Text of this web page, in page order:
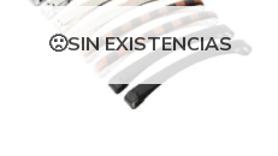
SIN EXISTENCIAS